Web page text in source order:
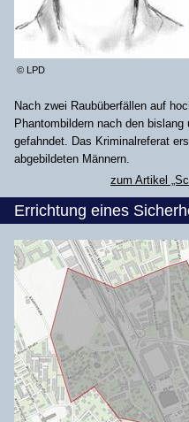
© LPD
Nach zwei Raubüberfällen auf
Phantombildern nach den
gefahndet. Das Kriminalreferat
abgebildeten Männern.
zum Artikel
Errichtung eines